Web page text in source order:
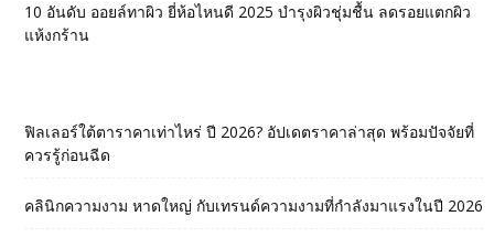
10 อันดับ ออยล์ทาผิว ยี่ห้อไหนดี 2025 บำรุงผิวชุ่มชื้น ลดรอยแตกผิว
แห้งกร้าน
ฟิลเลอร์ใต้ตาราคาเท่าไหร่ ปี 2026? อัปเดตราคาล่าสุด พร้อมปัจจัยที่
ควรรู้ก่อนฉีด
คลินิกความงาม หาดใหญ่ กับเทรนด์ความงามที่กำลังมาแรงในปี 2026